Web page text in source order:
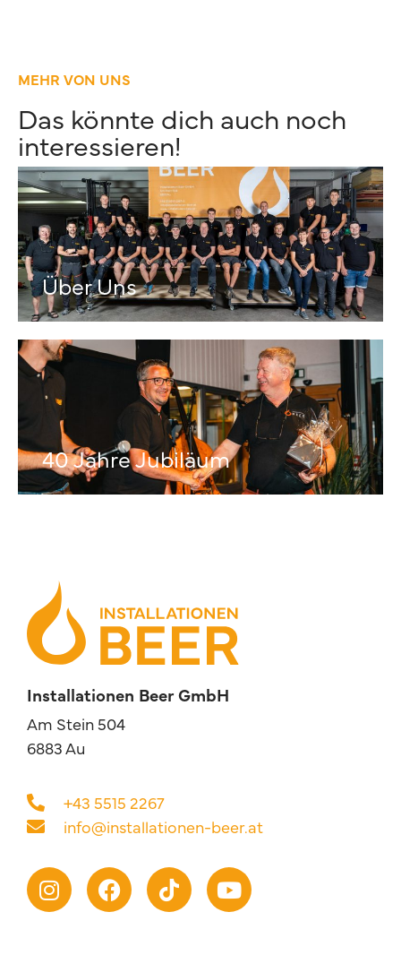
MEHR VON UNS
Das könnte dich auch noch
interessieren!
Über Uns
40 Jahre Jubiläum
Installationen Beer GmbH
Am Stein 504
6883 Au
+43 5515 2267
info@installationen-beer.at